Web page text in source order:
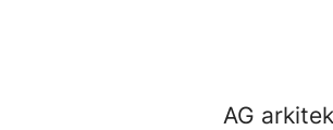
AG